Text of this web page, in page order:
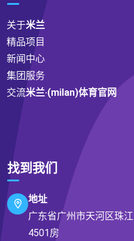
关于米兰
精品项目
新闻中心
集团服务
交流米兰·(milan)体育官网
找到我们
地址
广东省广州市天河区珠
4501房